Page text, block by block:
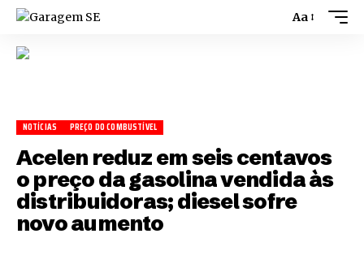
Aa
NOTÍCIAS PREÇO DO COMBUSTÍVEL
Acelen reduz em seis centavos
o preço da gasolina vendida às
distribuidoras; diesel sofre
novo aumento